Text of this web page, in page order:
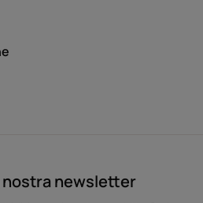
nostra newsletter